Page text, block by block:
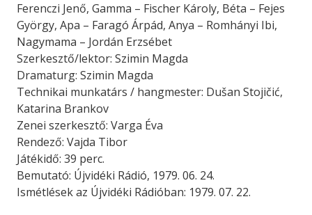
Ferenczi Jenő, Gamma – Fischer Károly, Béta – Fejes
György, Apa – Faragó Árpád, Anya – Romhányi Ibi,
Nagymama – Jordán Erzsébet
Szerkesztő/lektor: Szimin Magda
Dramaturg: Szimin Magda
Technikai munkatárs / hangmester: Dušan Stojičić,
Katarina Brankov
Zenei szerkesztő: Varga Éva
Rendező: Vajda Tibor
Játékidő: 39 perc.
Bemutató: Újvidéki Rádió, 1979. 06. 24.
Ismétlések az Újvidéki Rádióban: 1979. 07. 22.